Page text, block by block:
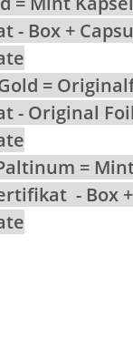
- Box +
=
- Original
=
- Box